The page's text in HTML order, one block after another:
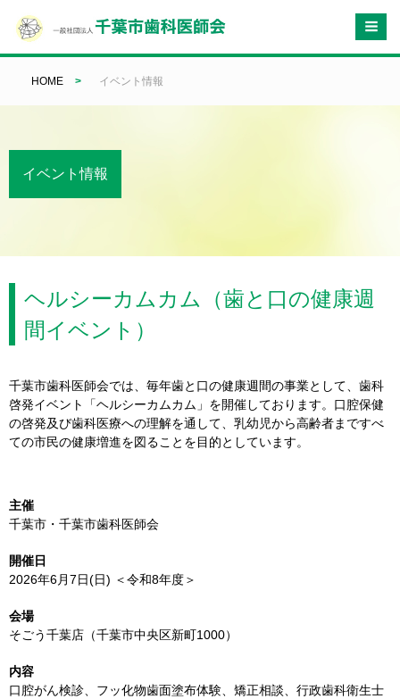
HOME > イベント情報
イベント情報
ヘルシーカムカム（歯と口の健康週
間イベント）
千葉市歯科医師会では、毎年歯と口の健康週間の事業として、歯科
啓発イベント「ヘルシーカムカム」を開催しております。口腔保健
の啓発及び歯科医療への理解を通して、乳幼児から高齢者まですべ
ての市民の健康増進を図ることを目的としています。
主催
千葉市・千葉市歯科医師会
開催日
2026年6月7日(日) ＜令和8年度＞
会場
そごう千葉店（千葉市中央区新町1000）
内容
口腔がん検診、フッ化物歯面塗布体験、矯正相談、行政歯科衛生士